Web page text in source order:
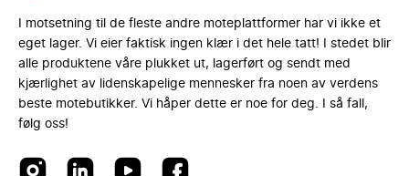
I motsetning til de fleste andre moteplattformer har vi ikke et
eget lager. Vi eier faktisk ingen klær i det hele tatt! I stedet blir
alle produktene våre plukket ut, lagerført og sendt med
kjærlighet av lidenskapelige mennesker fra noen av verdens
beste motebutikker. Vi håper dette er noe for deg. I så fall,
følg oss!